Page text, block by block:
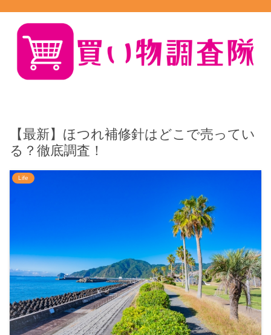
【最新】ほつれ補修針はどこで売ってい
る？徹底調査！
Life